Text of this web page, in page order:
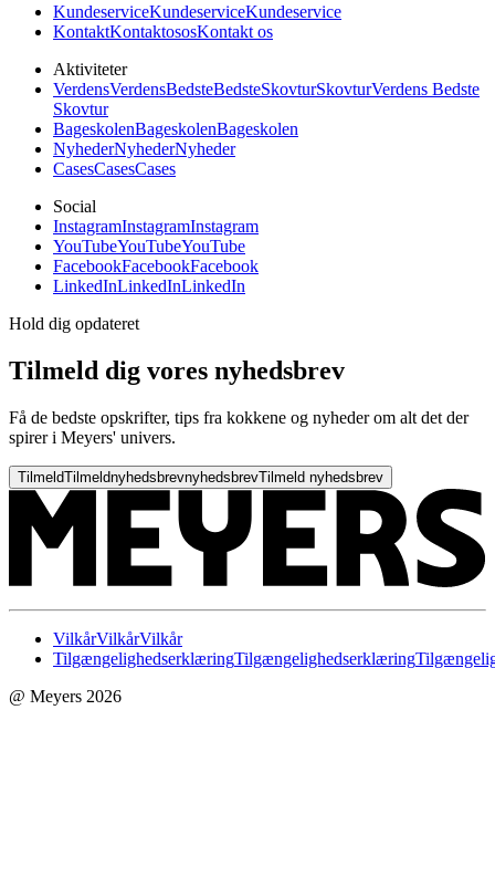
KundeserviceKundeserviceKundeservice
KontaktKontaktososKontakt os
Aktiviteter
VerdensVerdensBedsteBedsteSkovturSkovturVerdens Bedste
Skovtur
BageskolenBageskolenBageskolen
NyhederNyhederNyheder
CasesCasesCases
Social
InstagramInstagramInstagram
YouTubeYouTubeYouTube
FacebookFacebookFacebook
LinkedInLinkedInLinkedIn
Hold dig opdateret
Tilmeld dig vores nyhedsbrev
Få de bedste opskrifter, tips fra kokkene og nyheder om alt det der
spirer i Meyers' univers.
TilmeldTilmeldnyhedsbrevnyhedsbrevTilmeld nyhedsbrev
VilkårVilkårVilkår
TilgængelighedserklæringTilgængelighedserklæring
@ Meyers 2026